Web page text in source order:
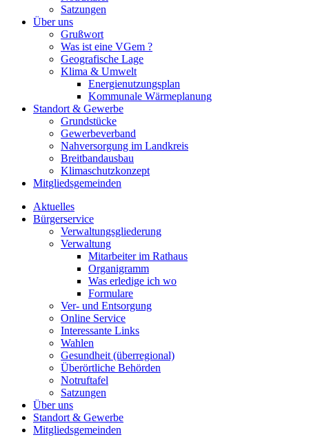
Satzungen
Über uns
Grußwort
Was ist eine VGem ?
Geografische Lage
Klima & Umwelt
Energienutzungsplan
Kommunale Wärmeplanung
Standort & Gewerbe
Grundstücke
Gewerbeverband
Nahversorgung im Landkreis
Breitbandausbau
Klimaschutzkonzept
Mitgliedsgemeinden
Aktuelles
Bürgerservice
Verwaltungsgliederung
Verwaltung
Mitarbeiter im Rathaus
Organigramm
Was erledige ich wo
Formulare
Ver- und Entsorgung
Online Service
Interessante Links
Wahlen
Gesundheit (überregional)
Überörtliche Behörden
Notruftafel
Satzungen
Über uns
Standort & Gewerbe
Mitgliedsgemeinden